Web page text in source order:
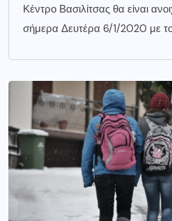
Κέντρο Βασιλίτσας θα είναι
σήμερα Δευτέρα 6/1/2020 με